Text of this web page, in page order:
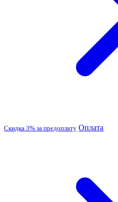
Скидка 3% за предоплату Оплата